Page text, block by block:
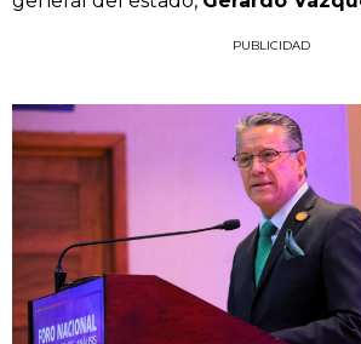
PUBLICIDAD